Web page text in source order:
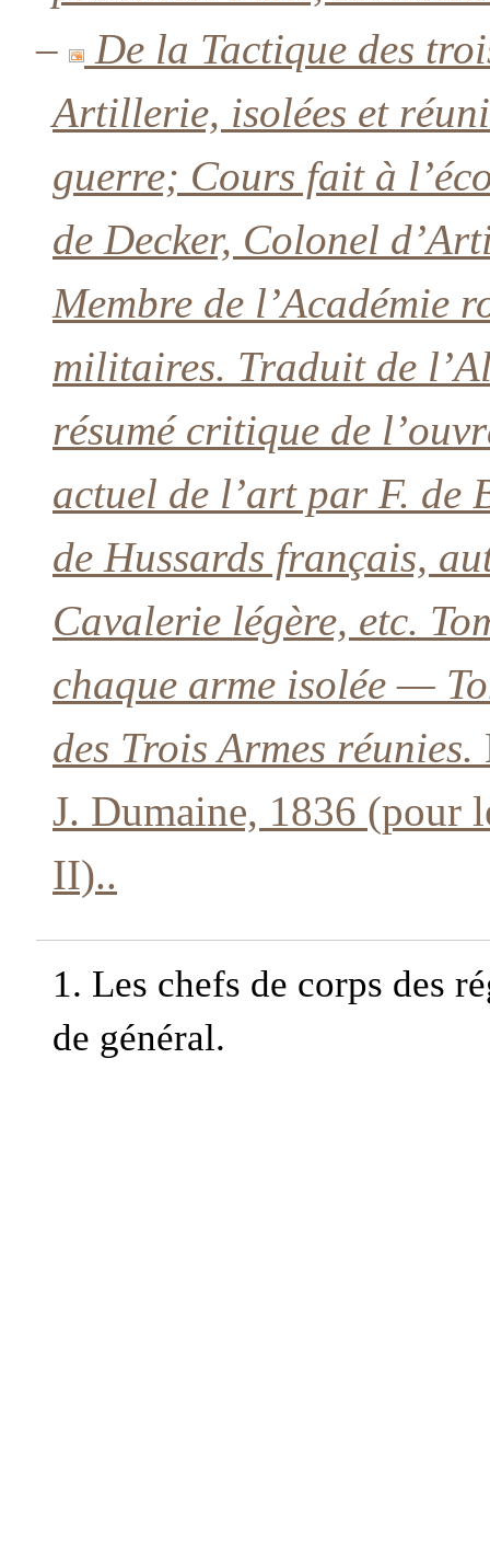
–
De la Tactique des
Artillerie, isolées et
guerre; Cours fait à
de Decker, Colonel
Membre de l’Académie
militaires. Traduit de
résumé critique de
actuel de l’art par F. de
de Hussards français,
Cavalerie légère, etc.
chaque arme isolée —
des Trois Armes réunies.
J. Dumaine, 1836 (pour
II)..
1. Les chefs de corps des
de général.